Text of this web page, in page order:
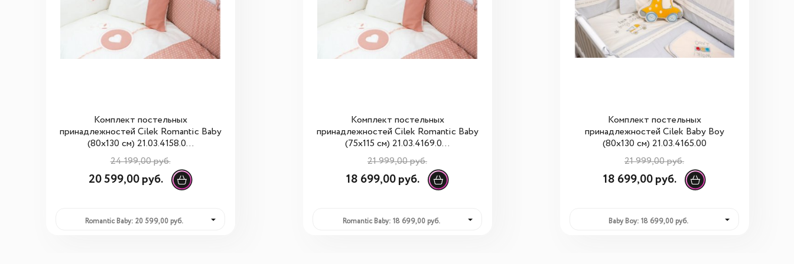
Комплект постельных
принадлежностей Cilek Romantic Baby
(80x130 см) 21.03.4158.0...
24 199,00 руб.
20 599,00 руб.
Romantic Baby: 20 599,00 руб.
Комплект постельных
принадлежностей Cilek Romantic Baby
(75x115 см) 21.03.4169.0...
21 999,00 руб.
18 699,00 руб.
Romantic Baby: 18 699,00 руб.
Комплект постельных
принадлежностей Cilek Baby Boy
(80x130 см) 21.03.4165.00
21 999,00 руб.
18 699,00 руб.
Baby Boy: 18 699,00 руб.